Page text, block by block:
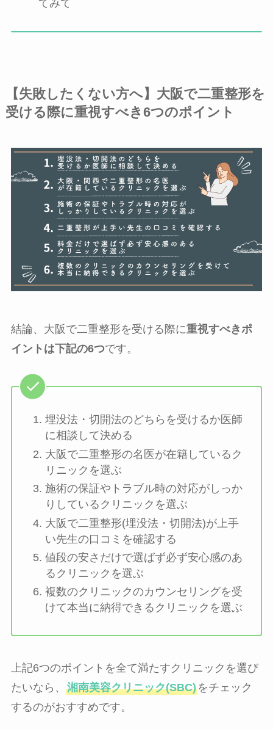
てみて
【失敗したくない方へ】大阪で二重整形を
受ける際に重視すべき6つのポイント
結論、大阪で二重整形を受ける際に重視すべきポ
イントは下記の6つです。
埋没法・切開法のどちらを受けるか医師
に相談して決める
大阪で二重整形の名医が在籍しているク
リニックを選ぶ
施術の保証やトラブル時の対応がしっか
りしているクリニックを選ぶ
大阪で二重整形(埋没法・切開法)が上手
い先生の口コミを確認する
値段の安さだけで選ばず必ず安心感のあ
るクリニックを選ぶ
複数のクリニックのカウンセリングを受
けて本当に納得できるクリニックを選ぶ
上記6つのポイントを全て満たすクリニックを選び
たいなら、 湘南美容クリニック(SBC)をチェック
するのがおすすめです。